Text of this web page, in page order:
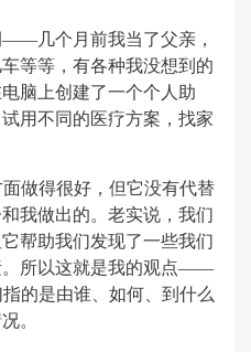
几个月前我当了父亲，
等等，有各种我没想到的
脑上创建了一个个人助
用不同的医疗方案，找家
做得很好，但它没有代替
我做出的。老实说，我们
帮助我们发现了一些我们
。所以这就是我的观点——
的是由谁、如何、到什么
。